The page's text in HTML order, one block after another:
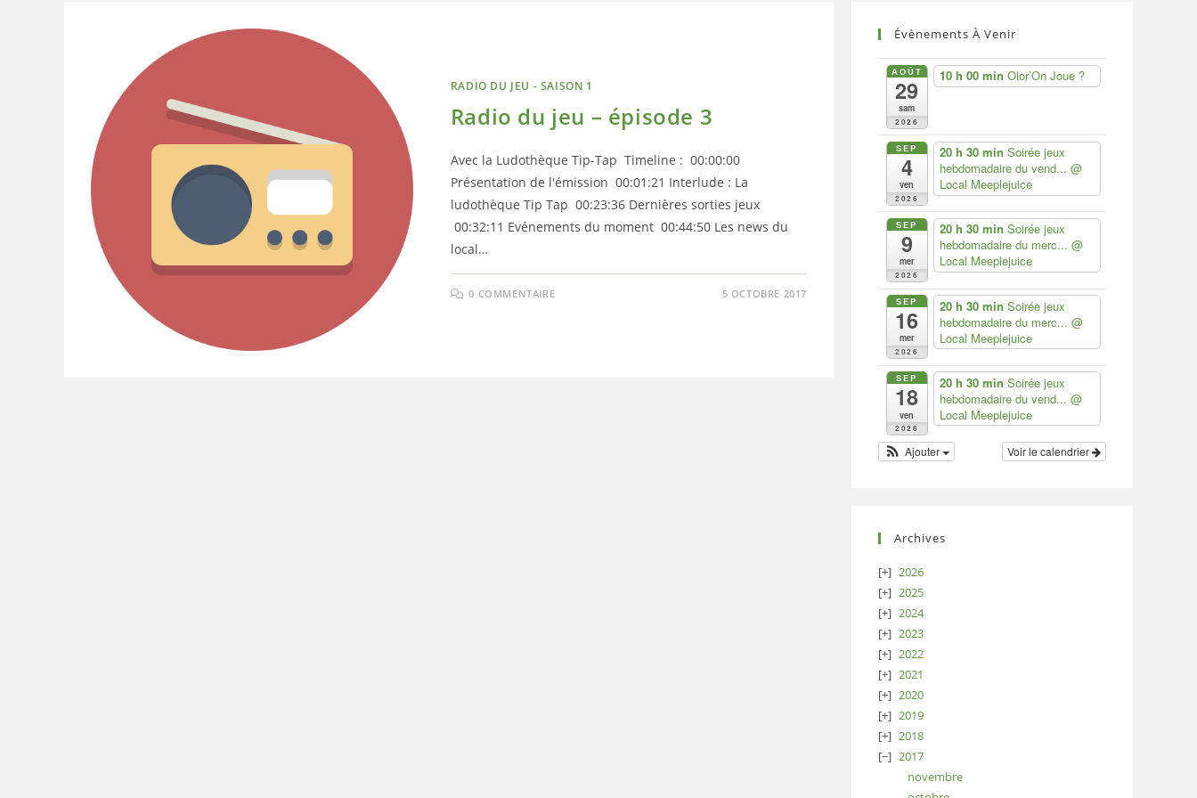
RADIO DU JEU - SAISON 1
Radio du jeu – épisode 3
Avec la Ludothèque Tip-Tap Timeline : 00:00:00
Présentation de l'émission 00:01:21 Interlude : La
ludothèque Tip Tap 00:23:36 Dernières sorties jeux
00:32:11 Evénements du moment 00:44:50 Les news du
local…
0 COMMENTAIRE 5 OCTOBRE 2017
Évènements À Venir
AOÛT
29
sam
2026
10 h 00 min Olor’On Joue ?
SEP
4
ven
2026
20 h 30 min Soirée jeux
hebdomadaire du vend... @
Local Meeplejuice
SEP
9
mer
2026
20 h 30 min Soirée jeux
hebdomadaire du merc... @
Local Meeplejuice
SEP
16
mer
2026
20 h 30 min Soirée jeux
hebdomadaire du merc... @
Local Meeplejuice
SEP
18
ven
2026
20 h 30 min Soirée jeux
hebdomadaire du vend... @
Local Meeplejuice
Voir le calendrier
Ajouter
Archives
2026
2025
2024
2023
2022
2021
2020
2019
2018
2017
novembre